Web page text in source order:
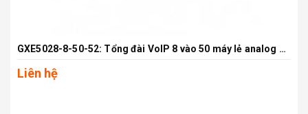
GXE5028-8-50-52: Tổng đài VoIP 8 vào 50 máy lẻ analog 52 máy lẻ IP
Liên hệ